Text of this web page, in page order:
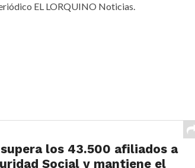
EL LORQUINO Noticias.
los 43.500 afiliados a
Social y mantiene el